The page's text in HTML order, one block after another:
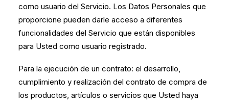
como usuario del Servicio. Los Datos Personales que
proporcione pueden darle acceso a diferentes
funcionalidades del Servicio que están disponibles
para Usted como usuario registrado.
Para la ejecución de un contrato: el desarrollo,
cumplimiento y realización del contrato de compra de
los productos, artículos o servicios que Usted haya